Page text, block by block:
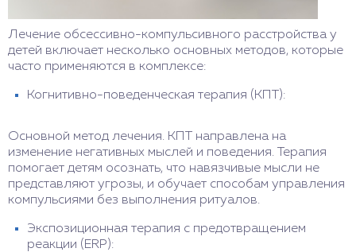
Лечение обсессивно-компульсивного расстройства у
детей включает несколько основных методов, которые
часто применяются в комплексе:
Когнитивно-поведенческая терапия (КПТ):
Основной метод лечения. КПТ направлена на
изменение негативных мыслей и поведения. Терапия
помогает детям осознать, что навязчивые мысли не
представляют угрозы, и обучает способам управления
компульсиями без выполнения ритуалов.
Экспозиционная терапия с предотвращением
реакции (ERP):